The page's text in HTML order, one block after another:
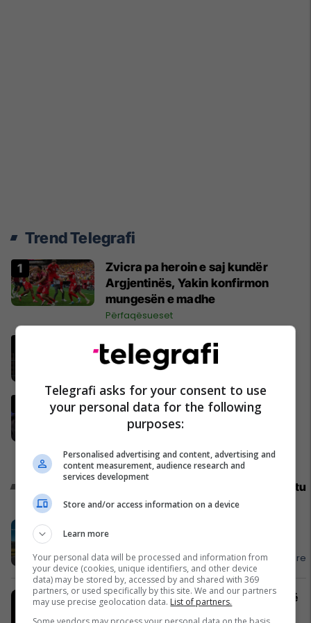
Trend Telegrafi
Zvicra pa heroin e saj kundër
Argjentinës, Yakin konfirmon
mungesën e madhe
Përfaqësueset
Thaçi ofron 50 mijë euro dorëzani
për lirim me kusht nga Haga
Ibrahimovic shpërthen pas
eliminimit të Belgjikës: Trajneri
duhet të ketë turp, ai lojtar se
meritoi të luante
Përfaqësueset
Reklamo këtu
APR - Asistencë E Përgjithshme Rrugore
Hamburgeri ma kjut najher vjen këtë
Telegrafi asks for your consent to use
your personal data for the following
purposes:
Personalised advertising and content, advertising and
content measurement, audience research and
services development
Store and/or access information on a device
Learn more
Your personal data will be processed and information from
your device (cookies, unique identifiers, and other device
data) may be stored by, accessed by and shared with 369
partners, or used specifically by this site. We and our partners
may use precise geolocation data. List of partners.